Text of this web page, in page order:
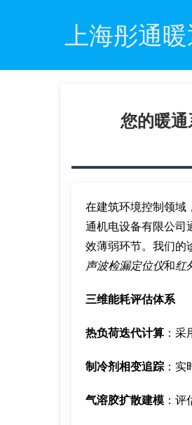
上海彤通
您的暖
在建筑环境控制领域，
通机电设备有限公司
效薄弱环节。我们的
声波检漏定位仪和红
三维能耗评估体系
热负荷迭代计算 ：
制冷剂相变追踪 ：
气溶胶扩散建模 ：